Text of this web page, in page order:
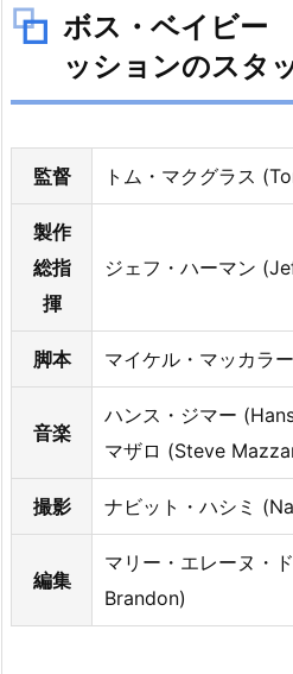
は？
ベ
イ
ー
フ
ァ
ミ
リ
ミ
ョ
の
ボス・ベイビー
ッションのスタ
監督 トム・マクグラス
製作
総指
揮
ジェフ・ハーマン
脚本 マイケル・マッカラ
音楽
ハンス・ジマー
マザロ (Steve
撮影 ナビット・ハシミ
編集
マリー・エレーヌ・
Brandon)